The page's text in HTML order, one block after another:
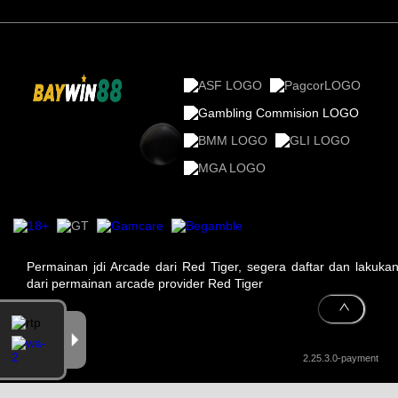
Permainan jdi Arcade dari Red Tiger, segera daftar dan
dari permainan arcade provider Red Tiger
2.25.3.0-payment